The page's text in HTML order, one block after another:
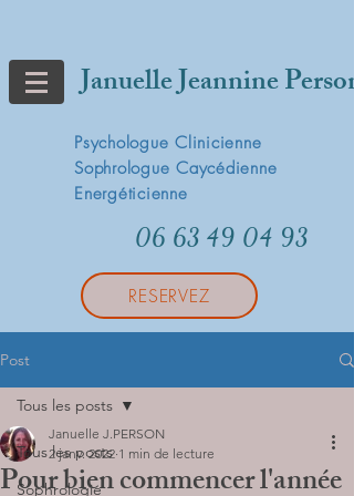
Januelle Jeannine Person
Psychologue Clinicienne
Sophrologue Caycédienne
Energéticienne
06 63 49 04 93
RESERVEZ
Post
Tous les posts
Sophrologie
Tous les posts
Pour bien commencer l'année
Januelle J.PERSON
2 janv. 2022 1 min de lecture